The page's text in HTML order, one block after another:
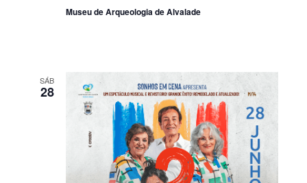
Museu de Arqueologia de Alvalade
SÁB
28